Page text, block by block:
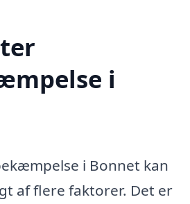
i
i Bonnet kan
af flere faktorer. Det er